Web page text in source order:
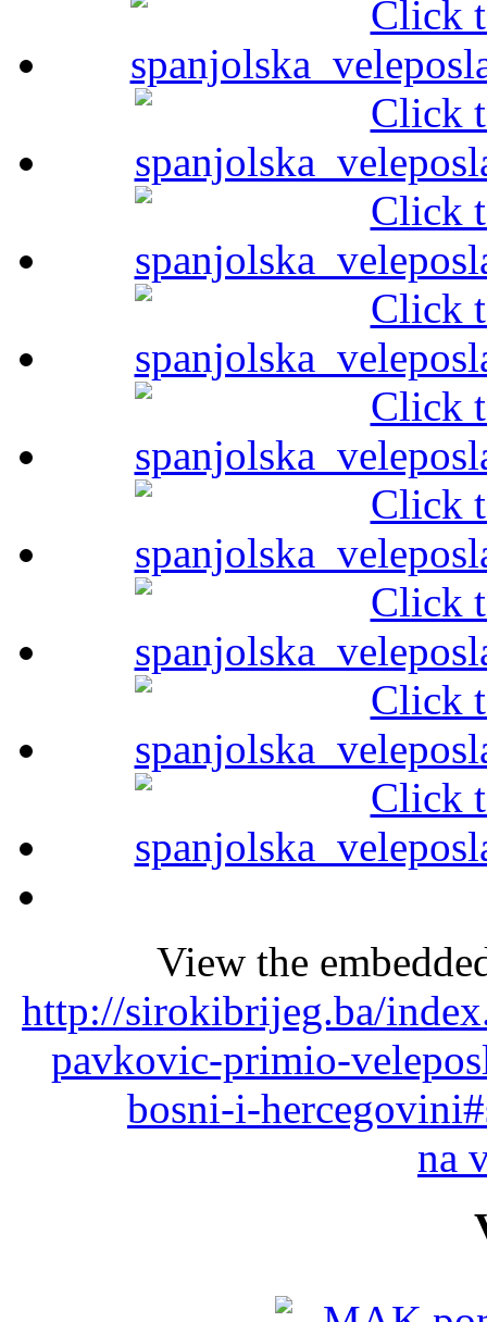
View the
http://sirokibrijeg.ba/
pavkovic-primio-
bosni-i-
na